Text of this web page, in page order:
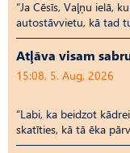
“Ja Cēsīs, Vaļņu ielā,
autostāvvietu, kā tad
Atļāva visam
15:08, 5. Aug, 2026
“Labi, ka beidzot
skatīties, kā tā ēka